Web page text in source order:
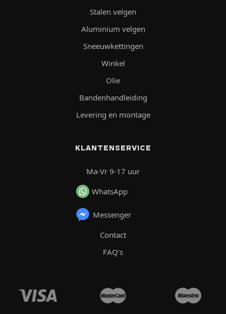
Stalen velgen
Aluminium velgen
Sneeuwkettingen
Winkel
Olie
Bandenhandleiding
Levering en montage
KLANTENSERVICE
Ma-Vr 9-17 uur
WhatsApp
Messenger
Contact
FAQ’s